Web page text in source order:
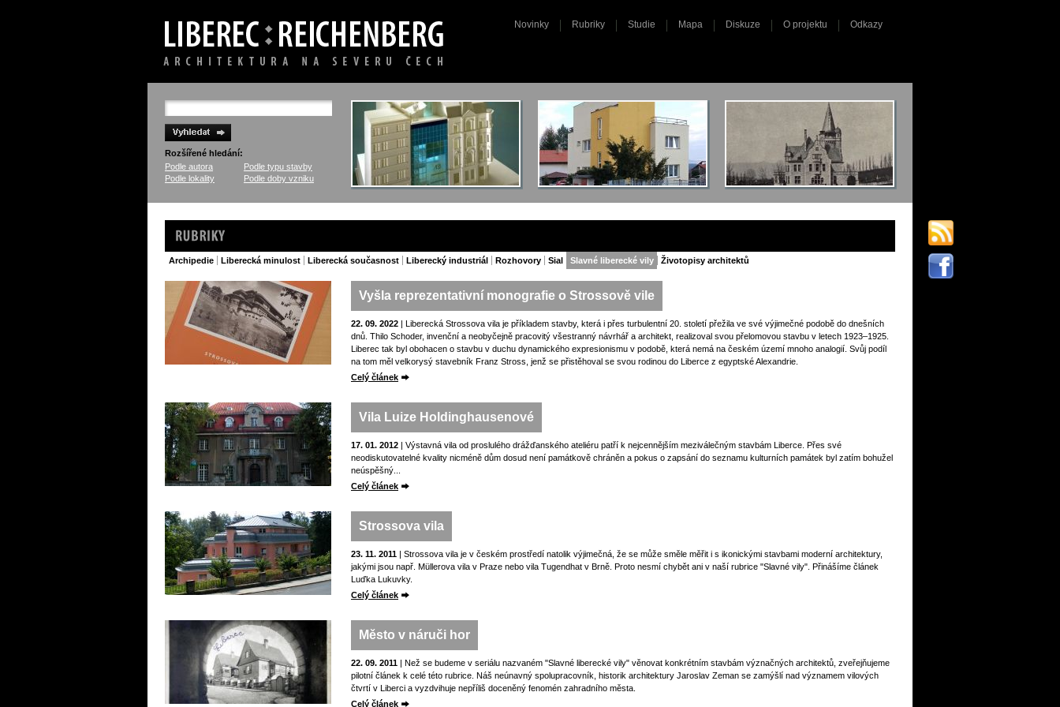
Novinky Rubriky Studie Mapa Diskuze O projektu Odkazy
Rozšířené hledání:
Podle autora
Podle typu stavby
Podle lokality
Podle doby vzniku
Archipedie Liberecká minulost Liberecká současnost Liberecký industriál Rozhovory Sial Slavné liberecké vily Životopisy architektů
Vyšla reprezentativní monografie o Strossově vile
22. 09. 2022 | Liberecká Strossova vila je příkladem stavby, která i přes turbulentní 20. století přežila ve své výjimečné podobě do dnešních
dnů. Thilo Schoder, invenční a neobyčejně pracovitý všestranný návrhář a architekt, realizoval svou přelomovou stavbu v letech 1923–1925.
Liberec tak byl obohacen o stavbu v duchu dynamického expresionismu v podobě, která nemá na českém území mnoho analogií. Svůj podíl
na tom měl velkorysý stavebník Franz Stross, jenž se přistěhoval se svou rodinou do Liberce z egyptské Alexandrie.
Celý článek
Vila Luize Holdinghausenové
17. 01. 2012 | Výstavná vila od proslulého drážďanského ateliéru patří k nejcennějším meziválečným stavbám Liberce. Přes své
neodiskutovatelné kvality nicméně dům dosud není památkově chráněn a pokus o zapsání do seznamu kulturních památek byl zatím bohužel
neúspěšný...
Celý článek
Strossova vila
23. 11. 2011 | Strossova vila je v českém prostředí natolik výjimečná, že se může směle měřit i s ikonickými stavbami moderní architektury,
jakými jsou např. Müllerova vila v Praze nebo vila Tugendhat v Brně. Proto nesmí chybět ani v naší rubrice "Slavné vily". Přinášíme článek
Luďka Lukuvky.
Celý článek
Město v náruči hor
22. 09. 2011 | Než se budeme v seriálu nazvaném "Slavné liberecké vily" věnovat konkrétním stavbám význačných architektů, zveřejňujeme
pilotní článek k celé této rubrice. Náš neúnavný spolupracovník, historik architektury Jaroslav Zeman se zamýšlí nad významem vilových
čtvrtí v Liberci a vyzdvihuje nepříliš doceněný fenomén zahradního města.
Celý článek